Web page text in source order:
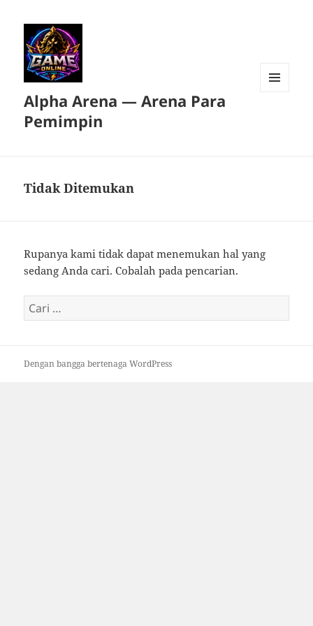
Alpha Arena — Arena Para
Pemimpin
Tidak Ditemukan
Rupanya kami tidak dapat menemukan hal yang
sedang Anda cari. Cobalah pada pencarian.
Cari
untuk:
Dengan bangga bertenaga WordPress